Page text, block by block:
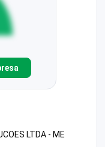
LTDA - ME